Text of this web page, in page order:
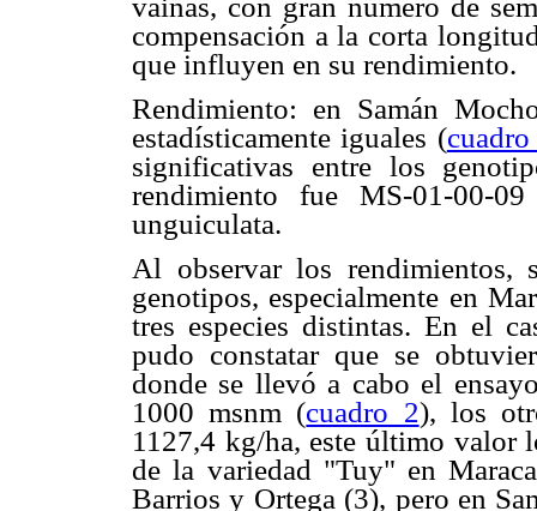
compensación a la corta
que influyen en su rendimiento.
Rendimiento: en Samán
estadísticamente iguales (
significativas entre los
rendimiento fue MS-01-00-
unguiculata.
Al observar los rendimientos,
genotipos, especialmente en
tres especies distintas. En el
pudo constatar que se
donde se llevó a cabo el
1000 msnm (cuadro 2), los
1127,4 kg/ha, este último valor
de la variedad "Tuy" en
Barrios y Ortega (3), pero en